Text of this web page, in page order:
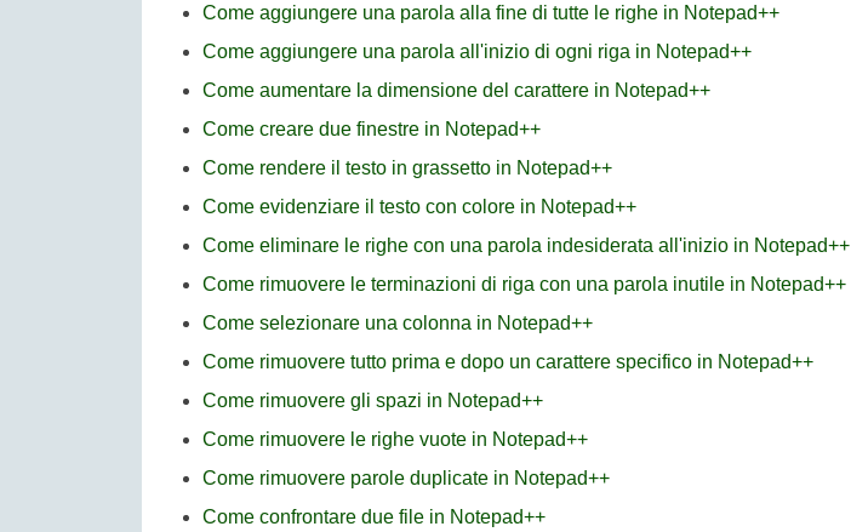
Come aggiungere una parola alla fine di tutte le righe in Notepad++
Come aggiungere una parola all'inizio di ogni riga in Notepad++
Come aumentare la dimensione del carattere in Notepad++
Come creare due finestre in Notepad++
Come rendere il testo in grassetto in Notepad++
Come evidenziare il testo con colore in Notepad++
Come eliminare le righe con una parola indesiderata all'inizio in Notepad++
Come rimuovere le terminazioni di riga con una parola inutile in Notepad++
Come selezionare una colonna in Notepad++
Come rimuovere tutto prima e dopo un carattere specifico in Notepad++
Come rimuovere gli spazi in Notepad++
Come rimuovere le righe vuote in Notepad++
Come rimuovere parole duplicate in Notepad++
Come confrontare due file in Notepad++